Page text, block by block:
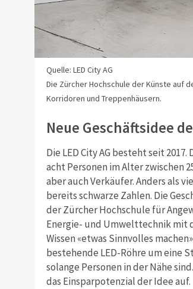
Quelle: LED City AG
Die Zürcher Hochschule der Künste auf
Korridoren und Treppenhäusern.
Neue Geschäftsidee
Die LED City AG besteht seit
acht Personen im Alter zwischen
aber auch Verkäufer. Anders als
bereits schwarze Zahlen. Die
der Zürcher Hochschule für
Energie- und Umwelttechnik mit
Wissen «etwas Sinnvolles
bestehende LED-Röhre um eine
solange Personen in der Nähe
das Einsparpotenzial der Idee auf.